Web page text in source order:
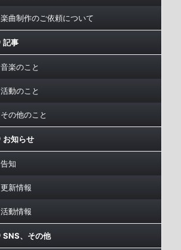
楽曲制作のご依頼について
記事
音楽のこと
活動のこと
その他のこと
お知らせ
告知
更新情報
活動情報
SNS、その他